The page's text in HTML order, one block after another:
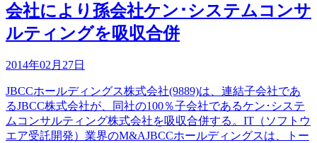
会社により孫会社ケン･システムコンサ
ルティングを吸収合併
2014年02月27日
JBCCホールディングス株式会社(9889)は、連結子会社であ
るJBCC株式会社が、同社の100％子会社であるケン･システ
ムコンサルティング株式会社を吸収合併する。IT（ソフトウ
エア受託開発）業界のM&AJBCCホールディングスは、トー